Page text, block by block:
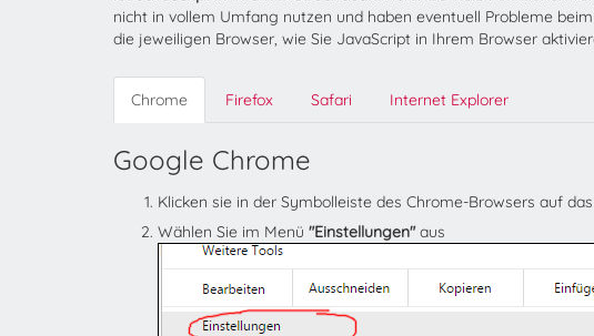
nicht in vollem Umfang nutzen und haben eventuell Probleme
die jeweiligen Browser, wie Sie JavaScript in Ihrem Browser
Chrome Firefox Safari Internet Explorer
Google Chrome
Klicken sie in der Symbolleiste des Chrome-Browsers auf das
Wählen Sie im Menü "Einstellungen"aus